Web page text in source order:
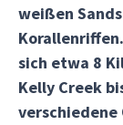
weißen
sich etwa 8
Kelly Creek
verschiedene